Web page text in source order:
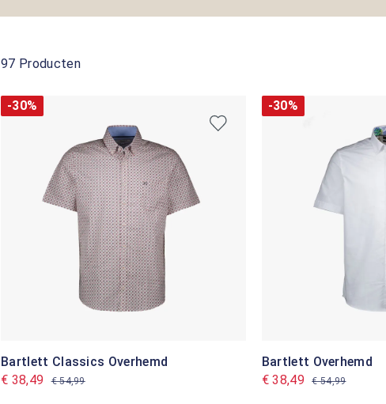
97 Producten
-30%
Bartlett Classics Overhemd
€ 38,49
€ 54,99
-30%
Bartlett Overhemd
€ 38,49
€ 54,99